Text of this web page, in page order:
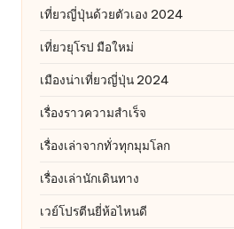
เที่ยวญี่ปุ่นด้วยตัวเอง 2024
เที่ยวยุโรป มือใหม่
เมืองน่าเที่ยวญี่ปุ่น 2024
เรื่องราวความสำเร็จ
เรื่องเล่าจากทั่วทุกมุมโลก
เรื่องเล่านักเดินทาง
เวย์โปรตีนยี่ห้อไหนดี